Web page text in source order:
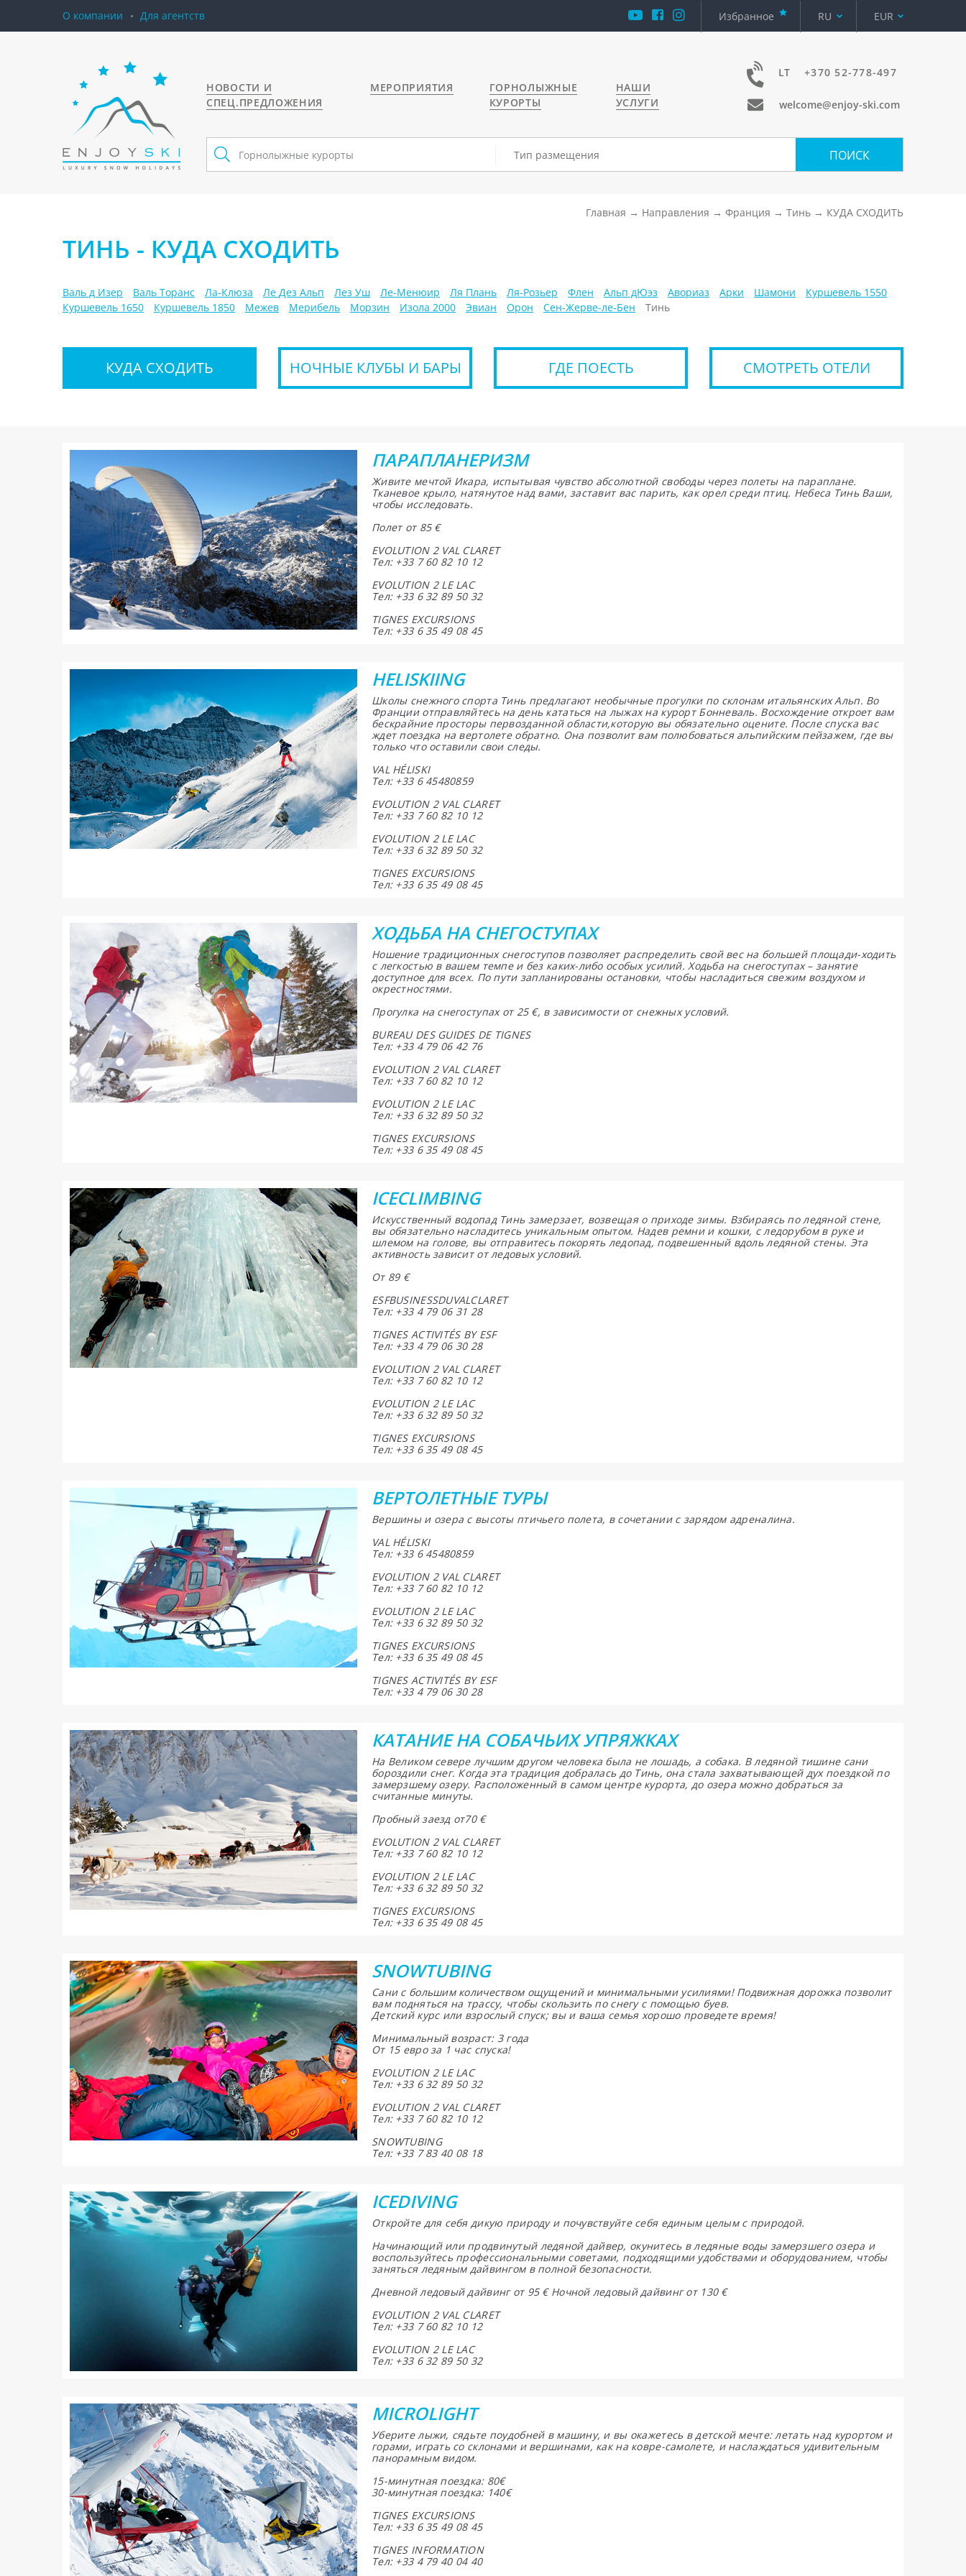
О компании Для агентств Избранное RU EUR
НОВОСТИ И
СПЕЦ.ПРЕДЛОЖЕНИЯ
МЕРОПРИЯТИЯ
ГОРНОЛЫЖНЫЕ
КУРОРТЫ
НАШИ
УСЛУГИ
LT +370 52-778-497
welcome@enjoy-ski.com
Тип размещения ПОИСК
Главная Направления Франция Тинь КУДА СХОДИТЬ
ТИНЬ - КУДА СХОДИТЬ
Валь д Изер Валь Торанс Ла-Клюза Ле Дез Альп Лез Уш Ле-Менюир Ля Плань Ля-Розьер Флен Альп дЮэз Авориаз Арки Шамони
Куршевель 1550
Куршевель 1650
Куршевель 1850 Межев Мерибель Морзин Изола 2000 Эвиан Орон Сен-Жерве-ле-Бен Тинь
КУДА СХОДИТЬ НОЧНЫЕ КЛУБЫ И БАРЫ ГДЕ ПОЕСТЬ СМОТРЕТЬ ОТЕЛИ
ПАРАПЛАНЕРИЗМ
Живите мечтой Икара, испытывая чувство абсолютной свободы через полеты на параплане.
Тканевое крыло, натянутое над вами, заставит вас парить, как орел среди птиц. Небеса Тинь Ваши,
чтобы исследовать.
Полет от 85 €
EVOLUTION 2 VAL CLARET
Тел: +33 7 60 82 10 12
EVOLUTION 2 LE LAC
Тел: +33 6 32 89 50 32
TIGNES EXCURSIONS
Тел: +33 6 35 49 08 45
HELISKIING
Школы снежного спорта Тинь предлагают необычные прогулки по склонам итальянских Альп. Во
Франции отправляйтесь на день кататься на лыжах на курорт Бонневаль. Восхождение откроет вам
бескрайние просторы первозданной области,которую вы обязательно оцените. После спуска вас
ждет поездка на вертолете обратно. Она позволит вам полюбоваться альпийским пейзажем, где вы
только что оставили свои следы.
VAL HÉLISKI
Тел: +33 6 45480859
EVOLUTION 2 VAL CLARET
Тел: +33 7 60 82 10 12
EVOLUTION 2 LE LAC
Тел: +33 6 32 89 50 32
TIGNES EXCURSIONS
Тел: +33 6 35 49 08 45
ХОДЬБА НА СНЕГОСТУПАХ
Ношение традиционных снегоступов позволяет распределить свой вес на большей площади-ходить
с легкостью в вашем темпе и без каких-либо особых усилий. Ходьба на снегоступах – занятие
доступное для всех. По пути запланированы остановки, чтобы насладиться свежим воздухом и
окрестностями.
Прогулка на снегоступах от 25 €, в зависимости от снежных условий.
BUREAU DES GUIDES DE TIGNES
Тел: +33 4 79 06 42 76
EVOLUTION 2 VAL CLARET
Тел: +33 7 60 82 10 12
EVOLUTION 2 LE LAC
Тел: +33 6 32 89 50 32
TIGNES EXCURSIONS
Тел: +33 6 35 49 08 45
ICECLIMBING
Искусственный водопад Тинь замерзает, возвещая о приходе зимы. Взбираясь по ледяной стене,
вы обязательно насладитесь уникальным опытом. Надев ремни и кошки, с ледорубом в руке и
шлемом на голове, вы отправитесь покорять ледопад, подвешенный вдоль ледяной стены. Эта
активность зависит от ледовых условий.
От 89 €
ESFBUSINESSDUVALCLARET
Тел: +33 4 79 06 31 28
TIGNES ACTIVITÉS BY ESF
Тел: +33 4 79 06 30 28
EVOLUTION 2 VAL CLARET
Тел: +33 7 60 82 10 12
EVOLUTION 2 LE LAC
Тел: +33 6 32 89 50 32
TIGNES EXCURSIONS
Тел: +33 6 35 49 08 45
ВЕРТОЛЕТНЫЕ ТУРЫ
Вершины и озера с высоты птичьего полета, в сочетании с зарядом адреналина.
VAL HÉLISKI
Тел: +33 6 45480859
EVOLUTION 2 VAL CLARET
Тел: +33 7 60 82 10 12
EVOLUTION 2 LE LAC
Тел: +33 6 32 89 50 32
TIGNES EXCURSIONS
Тел: +33 6 35 49 08 45
TIGNES ACTIVITÉS BY ESF
Тел: +33 4 79 06 30 28
КАТАНИЕ НА СОБАЧЬИХ УПРЯЖКАХ
На Великом севере лучшим другом человека была не лошадь, а собака. В ледяной тишине сани
бороздили снег. Когда эта традиция добралась до Тинь, она стала захватывающей дух поездкой по
замерзшему озеру. Расположенный в самом центре курорта, до озера можно добраться за
считанные минуты.
Пробный заезд от70 €
EVOLUTION 2 VAL CLARET
Тел: +33 7 60 82 10 12
EVOLUTION 2 LE LAC
Тел: +33 6 32 89 50 32
TIGNES EXCURSIONS
Тел: +33 6 35 49 08 45
SNOWTUBING
Сани с большим количеством ощущений и минимальными усилиями! Подвижная дорожка позволит
вам подняться на трассу, чтобы скользить по снегу с помощью буев.
Детский курс или взрослый спуск; вы и ваша семья хорошо проведете время!
Минимальный возраст: 3 года
От 15 евро за 1 час спуска!
EVOLUTION 2 LE LAC
Тел: +33 6 32 89 50 32
EVOLUTION 2 VAL CLARET
Тел: +33 7 60 82 10 12
SNOWTUBING
Тел: +33 7 83 40 08 18
ICEDIVING
Откройте для себя дикую природу и почувствуйте себя единым целым с природой.
Начинающий или продвинутый ледяной дайвер, окунитесь в ледяные воды замерзшего озера и
воспользуйтесь профессиональными советами, подходящими удобствами и оборудованием, чтобы
заняться ледяным дайвингом в полной безопасности.
Дневной ледовый дайвинг от 95 € Ночной ледовый дайвинг от 130 €
EVOLUTION 2 VAL CLARET
Тел: +33 7 60 82 10 12
EVOLUTION 2 LE LAC
Тел: +33 6 32 89 50 32
MICROLIGHT
Уберите лыжи, сядьте поудобней в машину, и вы окажетесь в детской мечте: летать над курортом и
горами, играть со склонами и вершинами, как на ковре-самолете, и наслаждаться удивительным
панорамным видом.
15-минутная поездка: 80€
30-минутная поездка: 140€
TIGNES EXCURSIONS
Тел: +33 6 35 49 08 45
TIGNES INFORMATION
Тел: +33 4 79 40 04 40